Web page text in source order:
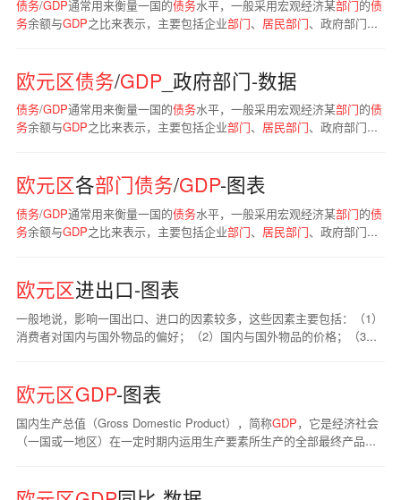
债务/GDP通常用来衡量一国的债务水平，一般采用宏观经济某部门的债
务余额与GDP之比来表示，主要包括企业部门、 居民部门、政府部门
欧元区债务/GDP_政府部门-数据
债务/GDP通常用来衡量一国的债务水平，一般采用宏观经济某部门的债
务余额与GDP之比来表示，主要包括企业部门、 居民部门、政府部门
欧元区各部门债务/GDP-图表
债务/GDP通常用来衡量一国的债务水平，一般采用宏观经济某部门的债
务余额与GDP之比来表示，主要包括企业部门、 居民部门、政府部门
欧元区进出口-图表
一般地说，影响一国出口、进口的因素较多，这些因素主要包括：（1）
消费者对国内与国外物品的偏好；（2）国内与国外物品的价格；（3）
一个国家在一定时期内出口贸易总额与进口贸易总额相比的差额。出口
额大于进口额叫做“顺差”；反之，则叫“逆差”。
欧元区GDP-图表
国内生产总值（Gross Domestic Product），简称GDP，它是经济社会
（一国或一地区）在一定时期内运用生产要素所生产的全部最终产品和
影响则称为“实际GDP”，较能反映真实经济增速，